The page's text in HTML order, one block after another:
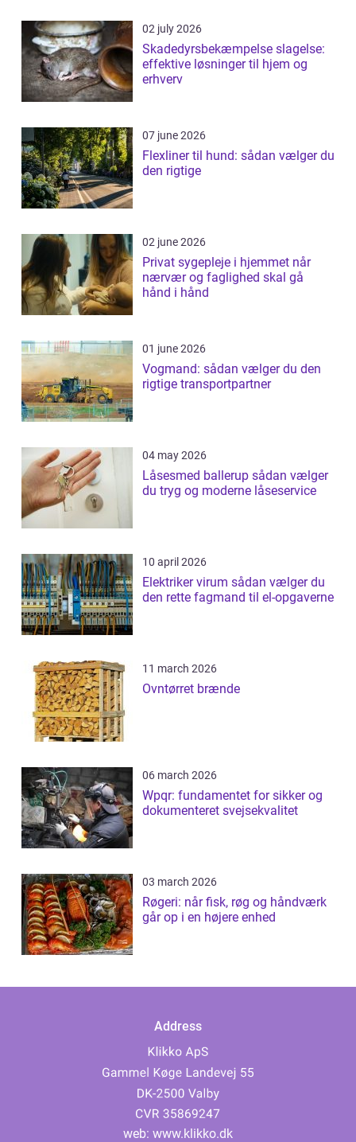
02 july 2026
Skadedyrsbekæmpelse slagelse:
effektive løsninger til hjem og
erhverv
07 june 2026
Flexliner til hund: sådan vælger du
den rigtige
02 june 2026
Privat sygepleje i hjemmet når
nærvær og faglighed skal gå
hånd i hånd
01 june 2026
Vogmand: sådan vælger du den
rigtige transportpartner
04 may 2026
Låsesmed ballerup sådan vælger
du tryg og moderne låseservice
10 april 2026
Elektriker virum sådan vælger du
den rette fagmand til el-opgaverne
11 march 2026
Ovntørret brænde
06 march 2026
Wpqr: fundamentet for sikker og
dokumenteret svejsekvalitet
03 march 2026
Røgeri: når fisk, røg og håndværk
går op i en højere enhed
Address
web: www.klikko.dk